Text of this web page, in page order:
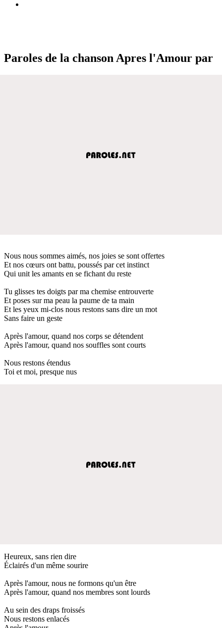
Paroles de la chanson Apres l'Amour par
Nous nous sommes aimés, nos joies se sont offertes
Et nos cœurs ont battu, poussés par cet instinct
Qui unit les amants en se fichant du reste
Tu glisses tes doigts par ma chemise entrouverte
Et poses sur ma peau la paume de ta main
Et les yeux mi-clos nous restons sans dire un mot
Sans faire un geste
Après l'amour, quand nos corps se détendent
Après l'amour, quand nos souffles sont courts
Nous restons étendus
Toi et moi, presque nus
Heureux, sans rien dire
Éclairés d'un même sourire
Après l'amour, nous ne formons qu'un être
Après l'amour, quand nos membres sont lourds
Au sein des draps froissés
Nous restons enlacés